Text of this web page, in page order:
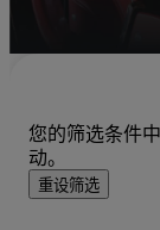
您的筛选条件
动。
重设筛选